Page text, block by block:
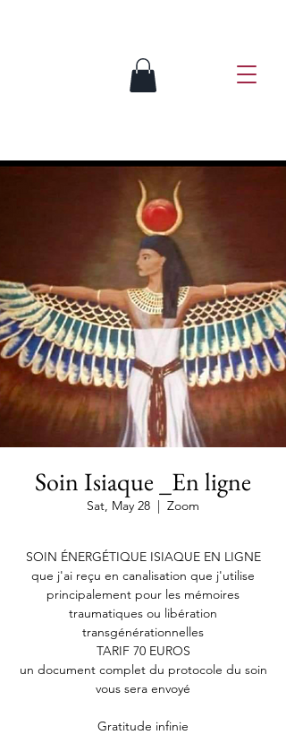
Soin Isiaque _En ligne
Sat, May 28
  |
Zoom
SOIN ÉNERGÉTIQUE ISIAQUE EN LIGNE
que j'ai reçu en canalisation que j'utilise
principalement pour les mémoires
traumatiques ou libération
transgénérationnelles
TARIF 70 EUROS
un document complet du protocole du soin
vous sera envoyé
Gratitude infinie